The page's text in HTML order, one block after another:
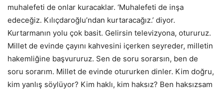
muhalefeti de onlar kuracaklar. ‘Muhalefeti de inşa
edeceğiz. Kılıçdaroğlu’ndan kurtaracağız.’ diyor.
Kurtarmanın yolu çok basit. Gelirsin televizyona, otururuz.
Millet de evinde çayını kahvesini içerken seyreder, milletin
hakemliğine başvururuz. Sen de soru sorarsın, ben de
soru sorarım. Millet de evinde otururken dinler. Kim doğru,
kim yanlış söylüyor? Kim haklı, kim haksız? Ben haksızsam